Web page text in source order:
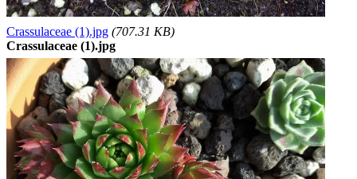
Crassulaceae (1).jpg (707.31 KB)
Crassulaceae (1).jpg